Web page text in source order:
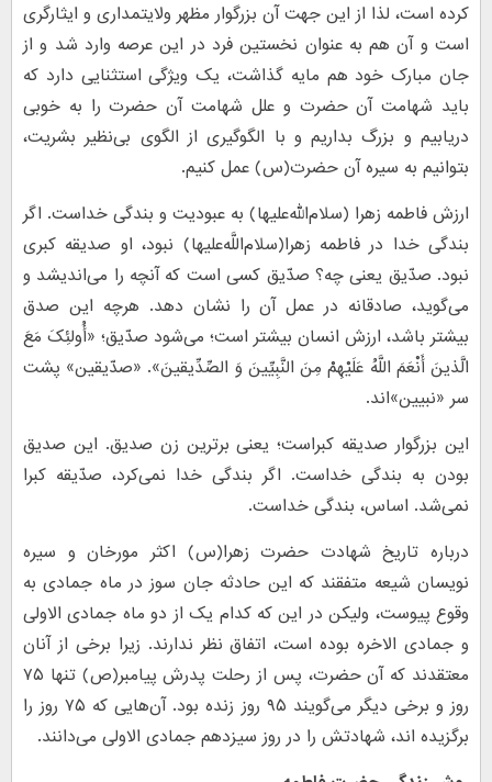
کرده است، لذا از این جهت آن بزرگوار مظهر ولایتمداری و ایثارگری
است و آن هم به عنوان نخستین فرد در این عرصه وارد شد و از
جان مبارک خود هم مایه گذاشت، یک ویژگی استثنایی دارد که
باید شهامت آن حضرت و علل شهامت آن حضرت را به خوبی
دریابیم و بزرگ بداریم و با الگوگیری از الگوی بی‌نظیر بشریت،
بتوانیم به سیره آن حضرت(س) عمل کنیم.
ارزش فاطمه‌ زهرا (سلام‌الله‌علیها) به عبودیت و بندگی خداست. اگر
بندگی خدا در فاطمه‌ زهرا(سلام‌اللَّه‌علیها) نبود، او صدیقه‌ کبری
نبود. صدّیق یعنی چه؟ صدّیق کسی است که آنچه را می‌اندیشد و
می‌گوید، صادقانه در عمل آن را نشان دهد. هرچه این صدق
بیشتر باشد، ارزش انسان بیشتر است؛ می‌شود صدّیق؛ «أُولئِکَ مَعَ
الَّذینَ أَنْعَمَ اللَّهُ عَلَیْهِمْ مِنَ النَّبِیِّینَ وَ الصِّدِّیقینَ». «صدّیقین» پشت
سر «نبیین»اند.
این بزرگوار صدیقه کبراست؛ یعنی برترین زن صدیق. این صدیق
بودن به بندگی خداست. اگر بندگی خدا نمی‌کرد، صدّیقه‌ کبرا
نمی‌شد. اساس، بندگی خداست.
درباره تاریخ شهادت حضرت زهرا(س) اکثر مورخان و سیره
نویسان شیعه متفقند که این حادثه جان سوز در ماه جمادی به
وقوع پیوست، ولیکن در این که کدام یک از دو ماه جمادی الاولی
و جمادی الاخره بوده است، اتفاق نظر ندارند. زیرا برخی از آنان
معتقدند که آن حضرت، پس از رحلت پدرش پیامبر(ص) تنها ۷۵
روز و برخی دیگر می‌گویند ۹۵ روز زنده بود. آن‌هایی که ۷۵ روز را
برگزیده اند، شهادتش را در روز سیزدهم جمادی الاولی می‌دانند.